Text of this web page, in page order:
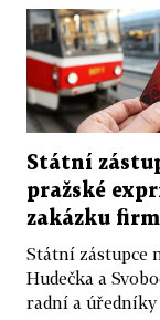
Státní
pražské
zakázku
Státní zástupce
Hudečka a
radní a úředníky